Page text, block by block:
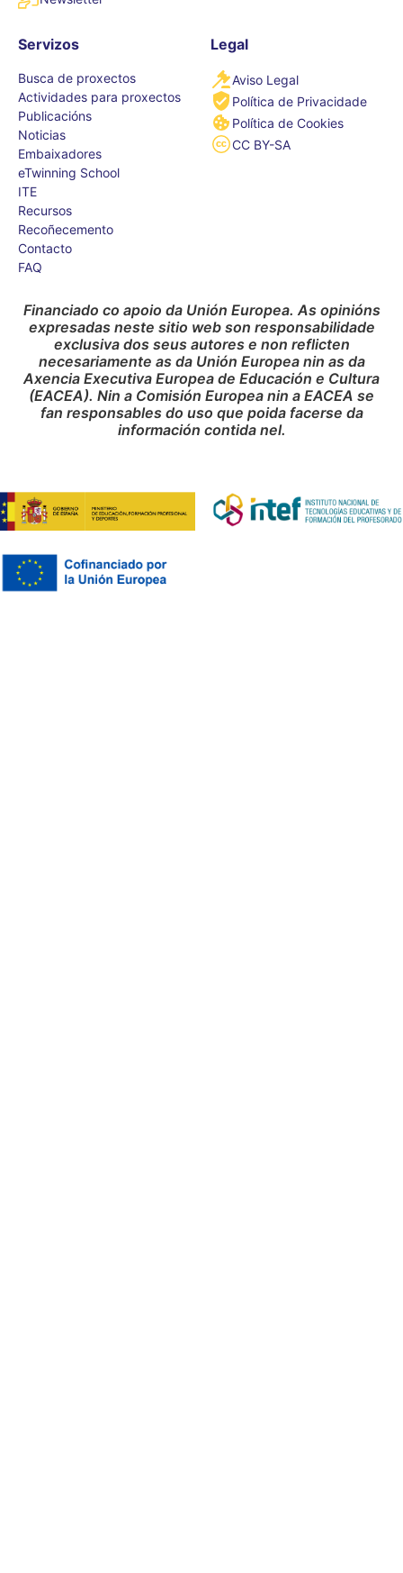
Servizos
Busca de proxectos
Actividades para proxectos
Publicacións
Noticias
Embaixadores
eTwinning School
ITE
Recursos
Recoñecemento
Contacto
FAQ
Legal
Aviso Legal
Política de Privacidade
Política de Cookies
CC BY-SA
Financiado co apoio da Unión Europea. As opinións
expresadas neste sitio web son responsabilidade
exclusiva dos seus autores e non reflicten
necesariamente as da Unión Europea nin as da
Axencia Executiva Europea de Educación e Cultura
(EACEA). Nin a Comisión Europea nin a EACEA se
fan responsables do uso que poida facerse da
información contida nel.